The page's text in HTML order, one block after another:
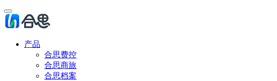
产品
合思费控
合思商旅
合思档案